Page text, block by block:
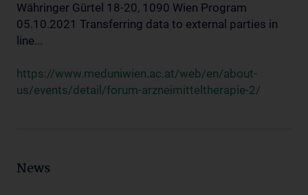
Währinger Gürtel 18-20, 1090 Wien Program
05.10.2021 Transferring data to external parties in
line...
https://www.meduniwien.ac.at/web/en/about-
us/events/detail/forum-arzneimitteltherapie-2/
News